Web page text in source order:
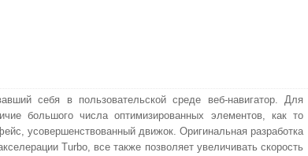
себя в пользовательской среде веб-навигатор. Для
большого числа оптимизированных элементов, как то
усовершенствованный движок. Оригинальная разработка
Turbo, все также позволяет увеличивать скорость